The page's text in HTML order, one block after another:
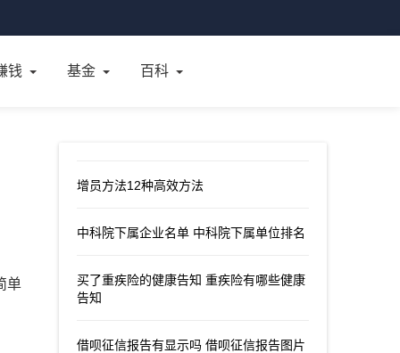
钱 基金 百科
单
增员方法12种高效方法
中科院下属企业名单 中科院下属单位排名
买了重疾险的健康告知 重疾险有哪些健康
告知
借呗征信报告有显示吗 借呗征信报告图片